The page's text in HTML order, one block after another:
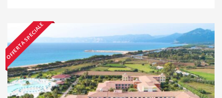
OFFERTA SPECIALE